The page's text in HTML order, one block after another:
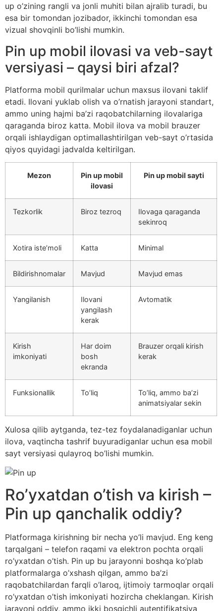
up o’zining rangli va jonli muhiti bilan ajralib turadi, bu
esa bir tomondan jozibador, ikkinchi tomondan esa
vizual shovqinli bo’lishi mumkin.
Pin up mobil ilovasi va veb-sayt
versiyasi – qaysi biri afzal?
Platforma mobil qurilmalar uchun maxsus ilovani taklif
etadi. Ilovani yuklab olish va o’rnatish jarayoni standart,
ammo uning hajmi ba’zi raqobatchilarning ilovalariga
qaraganda biroz katta. Mobil ilova va mobil brauzer
orqali ishlaydigan optimallashtirilgan veb-sayt o’rtasida
qiyos quyidagi jadvalda keltirilgan.
Mezon
Pin up mobil
ilovasi
Pin up mobil sayti
Tezkorlik Biroz tezroq
Ilovaga qaraganda
sekinroq
Xotira iste’moli Katta Minimal
Bildirishnomalar Mavjud Mavjud emas
Yangilanish
Ilovani
yangilash
kerak
Avtomatik
Kirish
imkoniyati
Har doim
bosh
ekranda
Brauzer orqali kirish
kerak
Funksionallik To’liq
To’liq, ammo ba’zi
animatsiyalar sekin
Xulosa qilib aytganda, tez-tez foydalanadiganlar uchun
ilova, vaqtincha tashrif buyuradiganlar uchun esa mobil
sayt versiyasi qulayroq bo’lishi mumkin.
Ro’yxatdan o’tish va kirish –
Pin up qanchalik oddiy?
Platformaga kirishning bir necha yo’li mavjud. Eng keng
tarqalgani – telefon raqami va elektron pochta orqali
ro’yxatdan o’tish. Pin up bu jarayonni boshqa ko’plab
platformalarga o’xshash qilgan, ammo ba’zi
raqobatchilardan farqli o’laroq, ijtimoiy tarmoqlar orqali
ro’yxatdan o’tish imkoniyati hozircha cheklangan. Kirish
jarayoni oddiy, ammo ikki bosqichli autentifikatsiya